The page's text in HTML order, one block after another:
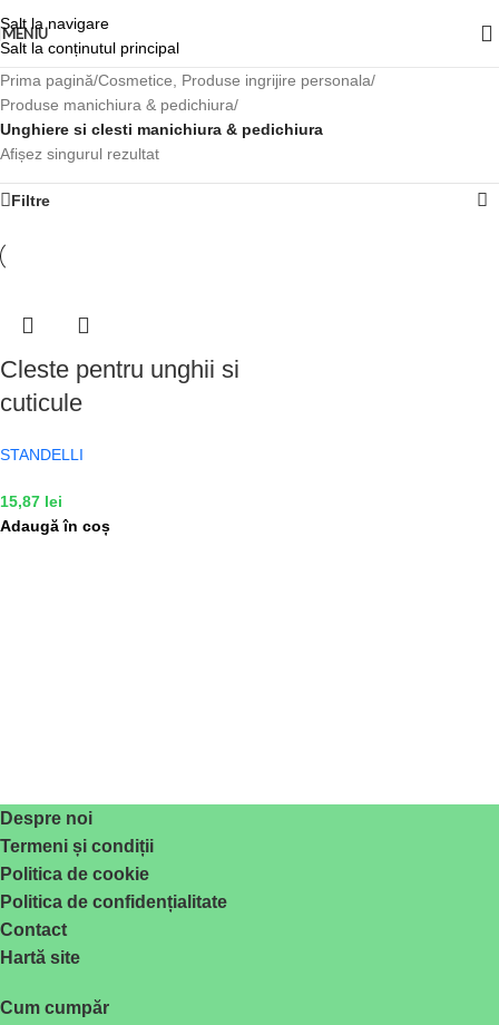
Salt la navigare
Salt la conținutul principal
MENIU
Prima pagină/Cosmetice, Produse ingrijire personala/
Produse manichiura & pedichiura/
Unghiere si clesti manichiura & pedichiura
Afișez singurul rezultat
Filtre
Cleste pentru unghii si
cuticule
STANDELLI
15,87 lei
Adaugă în coș
Despre noi
Termeni și condiții
Politica de cookie
Politica de confidențialitate
Contact
Hartă site
Cum cumpăr